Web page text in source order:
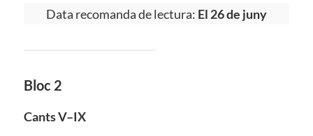
Data recomanda de lectura: El 26 de juny
Bloc 2
Cants V–IX